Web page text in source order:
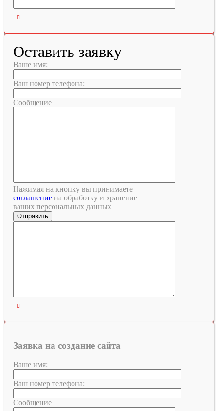

Оставить заявку
Ваше имя:
Ваш номер телефона:
Сообщение
Нажимая на кнопку вы принимаете
соглашение на обработку и хранение
ваших персональных данных

Заявка на создание сайта
Ваше имя:
Ваш номер телефона:
Сообщение